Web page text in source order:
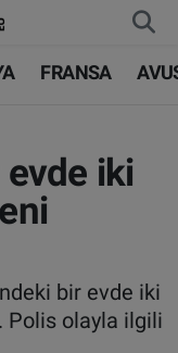
FRANSA
evde iki
bir evde iki
Polis olayla ilgili